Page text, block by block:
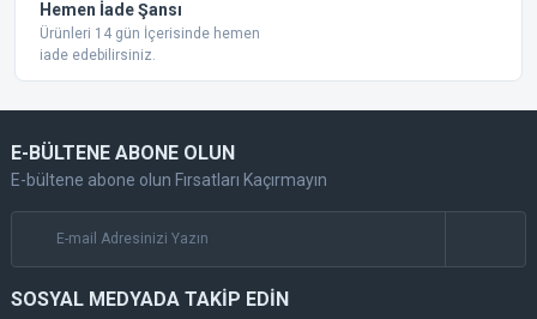
Hemen İade Şansı
Ürünleri 14 gün İçerisinde hemen
iade edebilirsiniz.
E-BÜLTENE ABONE OLUN
E-bültene abone olun Fırsatları Kaçırmayın
SOSYAL MEDYADA TAKİP EDİN